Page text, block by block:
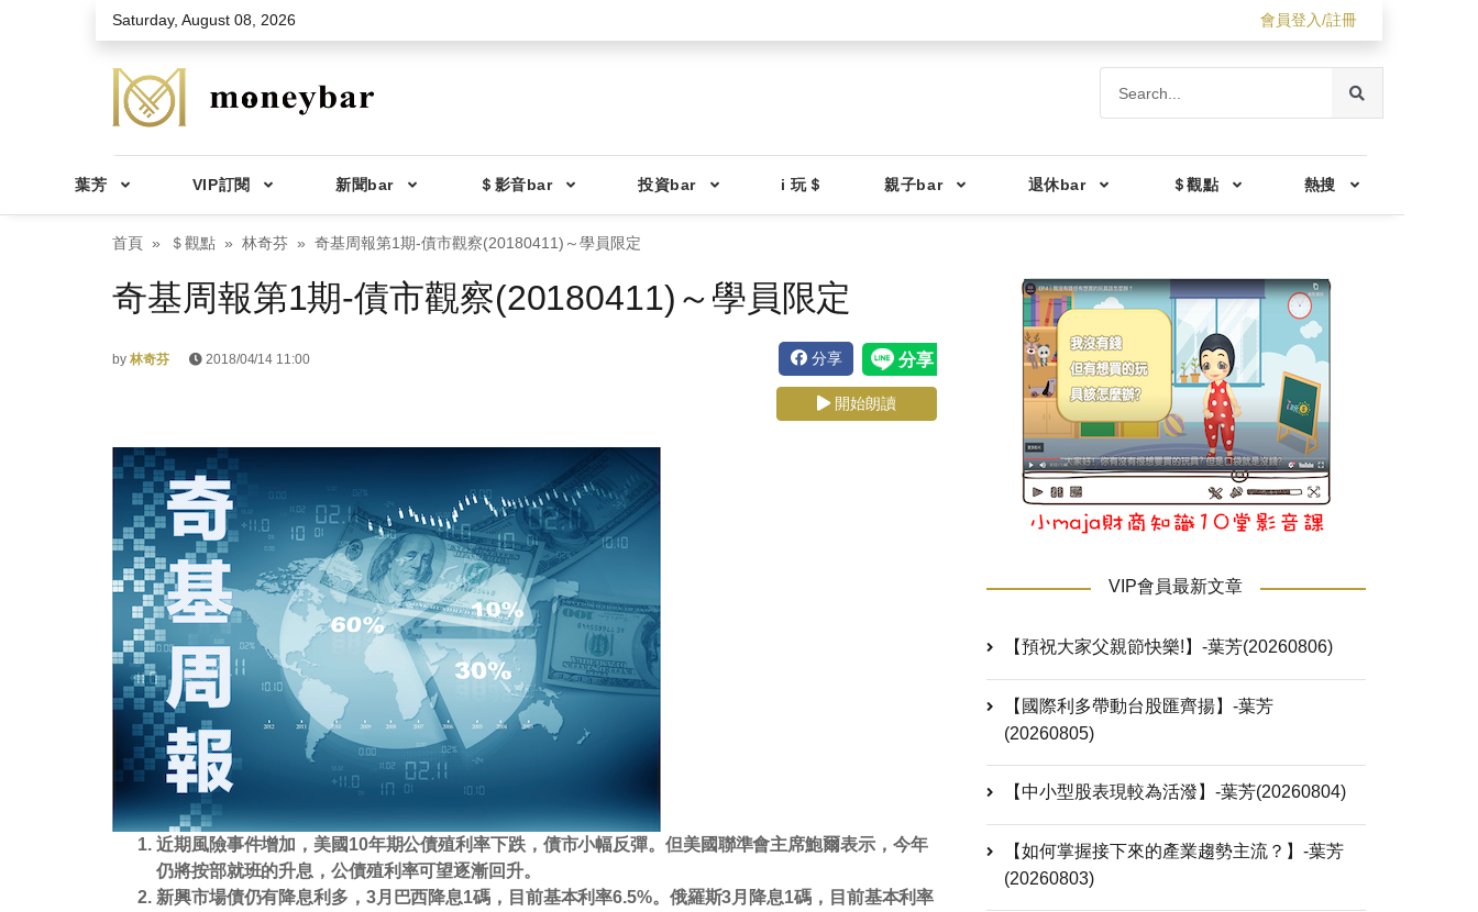
Skip to main contentSaturday, August 08, 2026 會員登入/註冊
葉芳 VIP訂閱 新聞bar ＄影音bar 投資bar i 玩＄ 親子bar 退休bar ＄觀點 熱搜
首頁 ＄觀點 林奇芬 奇基周報第1期-債市觀察(20180411)～學員限定
奇基周報第1期-債市觀察(20180411)～學員限定
by 林奇芬 2018/04/14 11:00 分享
開始朗讀
近期風險事件增加，美國10年期公債殖利率下跌，債市小幅反彈。但美國聯準會主席鮑爾表示，今年
仍將按部就班的升息，公債殖利率可望逐漸回升。
新興市場債仍有降息利多，3月巴西降息1碼，目前基本利率6.5%。俄羅斯3月降息1碼，目前基本利率
VIP會員最新文章
【預祝大家父親節快樂!】-葉芳(20260806)
【國際利多帶動台股匯齊揚】-葉芳
(20260805)
【中小型股表現較為活潑】-葉芳(20260804)
【如何掌握接下來的產業趨勢主流？】-葉芳
(20260803)